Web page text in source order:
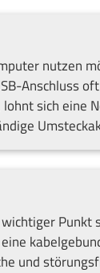
nutzen
Anschluss
sich eine
Punkt
und